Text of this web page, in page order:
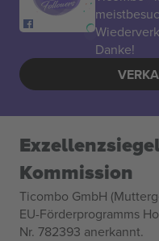
Danke!
Kommission
Ticombo GmbH
EU-Förderprogramms
Nr. 782393 anerkannt.